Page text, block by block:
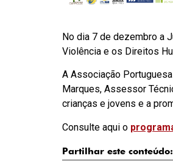
No dia 7 de dezembro a
Violência e os Direitos
A Associação
Marques, Assessor
crianças e jovens e a
Consulte aqui o
Partilhar este conteúdo: